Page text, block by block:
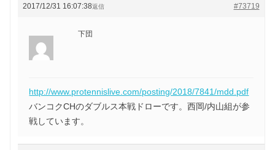
2017/12/31 16:07:38 #73719
返信
下団
http://www.protennislive.com/posting/2018/7841/mdd.pdf
バンコクCHのダブルス本戦ドローです。西岡/内山組が参
戦しています。